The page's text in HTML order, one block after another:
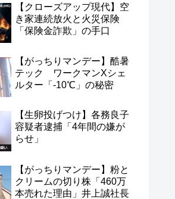
【クローズアップ現代】空
き家連続放火と火災保険
「保険金詐欺」の手口
【がっちりマンデー】酷暑
テック ワークマンXシェ
ルター「-10℃」の秘密
【生卵投げつけ】各務良子
容疑者逮捕「4年間の嫌が
らせ」
【がっちりマンデー】粉と
クリームの切り株「460万
本売れた理由」井上誠社長